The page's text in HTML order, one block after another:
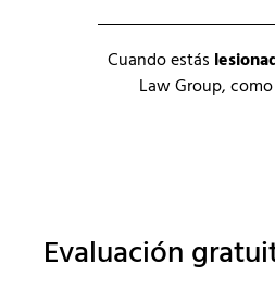
Cuando estás
Law Group, como
Evaluación